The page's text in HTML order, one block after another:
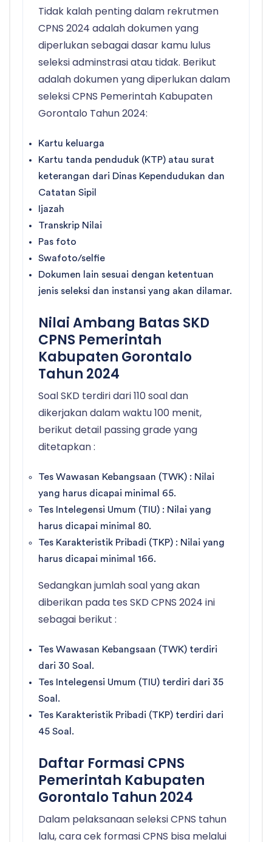
Tidak kalah penting dalam rekrutmen
CPNS 2024 adalah dokumen yang
diperlukan sebagai dasar kamu lulus
seleksi adminstrasi atau tidak. Berikut
adalah dokumen yang diperlukan dalam
seleksi CPNS Pemerintah Kabupaten
Gorontalo Tahun 2024:
Kartu keluarga
Kartu tanda penduduk (KTP) atau surat
keterangan dari Dinas Kependudukan dan
Catatan Sipil
Ijazah
Transkrip Nilai
Pas foto
Swafoto/selfie
Dokumen lain sesuai dengan ketentuan
jenis seleksi dan instansi yang akan dilamar.
Nilai Ambang Batas SKD
CPNS Pemerintah
Kabupaten Gorontalo
Tahun 2024
Soal SKD terdiri dari 110 soal dan
dikerjakan dalam waktu 100 menit,
berikut detail passing grade yang
ditetapkan :
Tes Wawasan Kebangsaan (TWK) : Nilai
yang harus dicapai minimal 65.
Tes Intelegensi Umum (TIU) : Nilai yang
harus dicapai minimal 80.
Tes Karakteristik Pribadi (TKP) : Nilai yang
harus dicapai minimal 166.
Sedangkan jumlah soal yang akan
diberikan pada tes SKD CPNS 2024 ini
sebagai berikut :
Tes Wawasan Kebangsaan (TWK) terdiri
dari 30 Soal.
Tes Intelegensi Umum (TIU) terdiri dari 35
Soal.
Tes Karakteristik Pribadi (TKP) terdiri dari
45 Soal.
Daftar Formasi CPNS
Pemerintah Kabupaten
Gorontalo Tahun 2024
Dalam pelaksanaan seleksi CPNS tahun
lalu, cara cek formasi CPNS bisa melalui